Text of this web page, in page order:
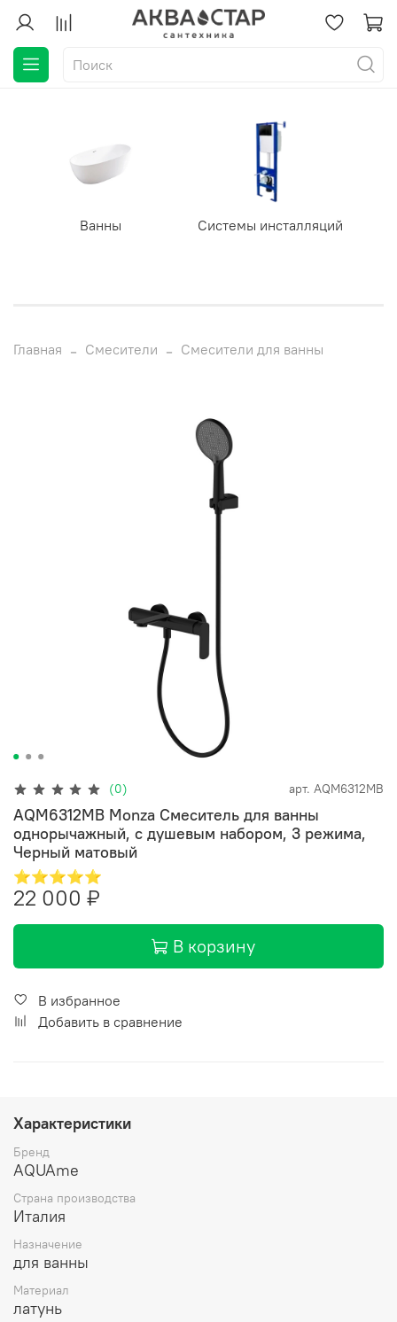
Ванны Системы инсталляций
Главная Смесители Смесители для ванны
(0) арт. AQM6312MB
AQM6312MB Monza Смеситель для ванны
однорычажный, с душевым набором, 3 режима,
Черный матовый
⭐⭐⭐⭐⭐
22 000 ₽
В корзину
В избранное
Добавить в сравнение
Характеристики
Бренд
AQUAme
Страна производства
Италия
Назначение
для ванны
Материал
латунь